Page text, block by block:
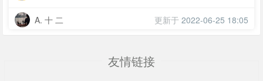
A. 十 二 更新于 2022-06-25 18:05
友情链接